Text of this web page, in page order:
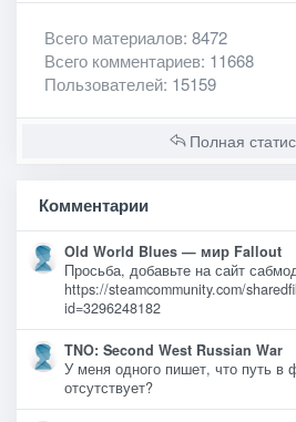
Всего материалов: 8472
Всего комментариев: 11668
Пользователей: 15159
Полная
Комментарии
Old World Blues — мир Fallout
Просьба, добавьте на сайт
https://steamcommunity.com/
id=3296248182
TNO: Second West Russian War
У меня одного пишет, что путь в
отсутствует?